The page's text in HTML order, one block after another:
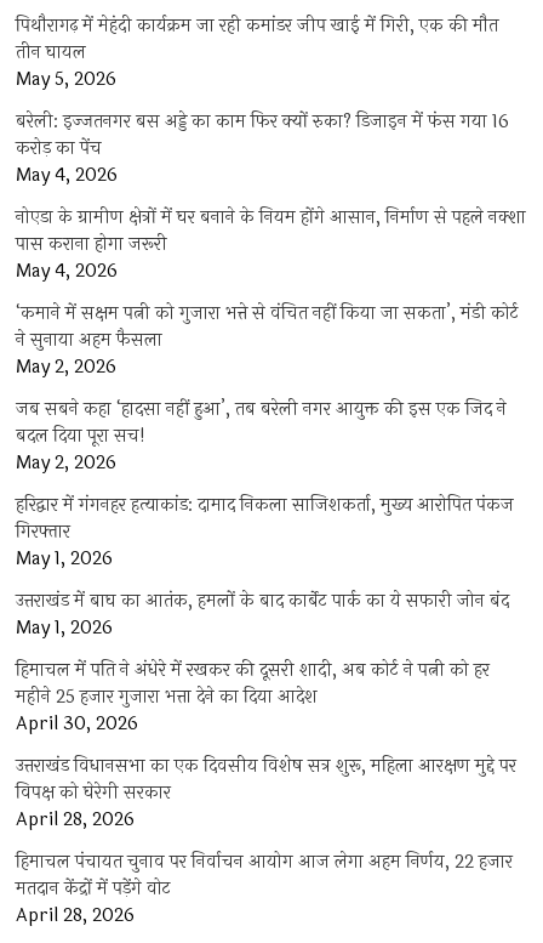
पिथौरागढ़ में मेहंदी कार्यक्रम जा रही कमांडर जीप खाई में गिरी, एक की मौत
तीन घायल
May 5, 2026
बरेली: इज्जतनगर बस अड्डे का काम फिर क्यों रुका? डिजाइन में फंस गया 16
करोड़ का पेंच
May 4, 2026
नोएडा के ग्रामीण क्षेत्रों में घर बनाने के नियम होंगे आसान, निर्माण से पहले नक्शा
पास कराना होगा जरूरी
May 4, 2026
‘कमाने में सक्षम पत्नी को गुजारा भत्ते से वंचित नहीं किया जा सकता’, मंडी कोर्ट
ने सुनाया अहम फैसला
May 2, 2026
जब सबने कहा ‘हादसा नहीं हुआ’, तब बरेली नगर आयुक्त की इस एक जिद ने
बदल दिया पूरा सच!
May 2, 2026
हरिद्वार में गंगनहर हत्याकांड: दामाद निकला साजिशकर्ता, मुख्य आरोपित पंकज
गिरफ्तार
May 1, 2026
उत्तराखंड में बाघ का आतंक, हमलों के बाद कार्बेट पार्क का ये सफारी जोन बंद
May 1, 2026
हिमाचल में पति ने अंधेरे में रखकर की दूसरी शादी, अब कोर्ट ने पत्नी को हर
महीने 25 हजार गुजारा भत्ता देने का दिया आदेश
April 30, 2026
उत्तराखंड विधानसभा का एक दिवसीय विशेष सत्र शुरू, महिला आरक्षण मुद्दे पर
विपक्ष को घेरेगी सरकार
April 28, 2026
हिमाचल पंचायत चुनाव पर निर्वाचन आयोग आज लेगा अहम निर्णय, 22 हजार
मतदान केंद्रों में पड़ेंगे वोट
April 28, 2026